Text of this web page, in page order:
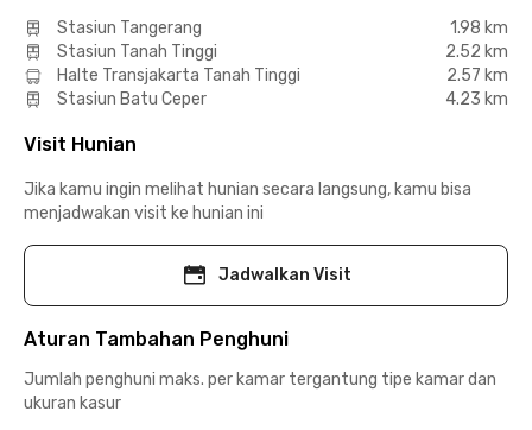
Stasiun Tangerang
1.98 km
Stasiun Tanah Tinggi
2.52 km
Halte Transjakarta Tanah Tinggi
2.57 km
Stasiun Batu Ceper
4.23 km
Visit Hunian
Jika kamu ingin melihat hunian secara langsung, kamu bisa
menjadwakan visit ke hunian ini
Jadwalkan Visit
Aturan Tambahan Penghuni
Jumlah penghuni maks. per kamar tergantung tipe kamar dan
ukuran kasur